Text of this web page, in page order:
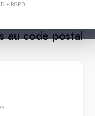
au code postal
+ RGPD.